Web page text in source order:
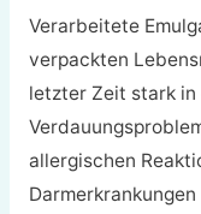
Verarbeitete
verpackten
letzter Zeit stark in
allergischen